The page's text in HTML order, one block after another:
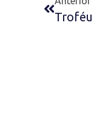
Troféu